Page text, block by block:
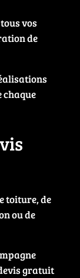
vos
de
chaque
toiture, de
ou de
gratuit